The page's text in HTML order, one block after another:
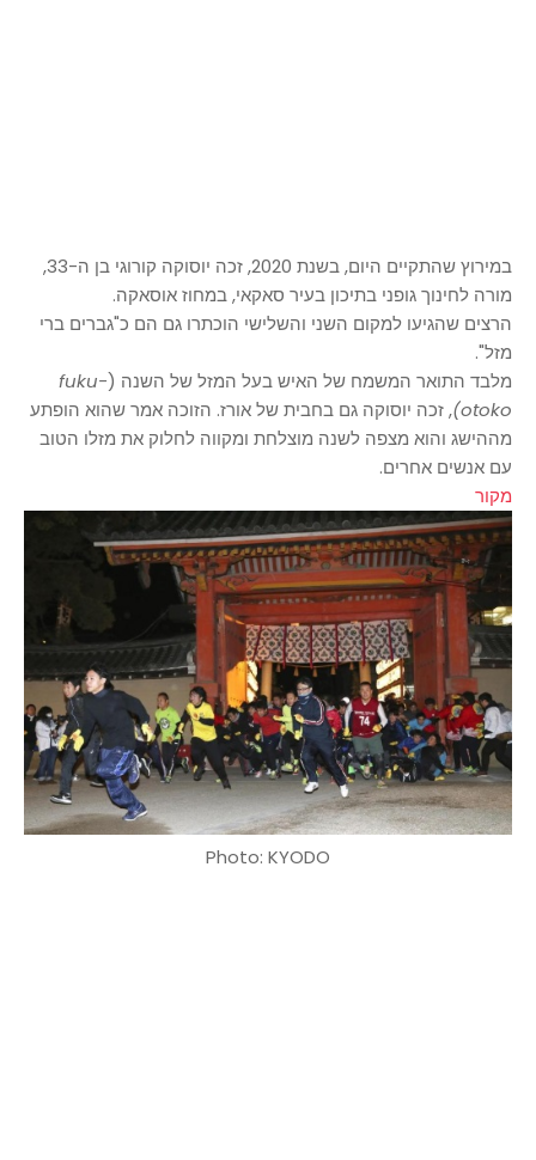
במירוץ שהתקיים היום, בשנת 2020, זכה יוסוקה קורוגי בן ה-33,
מורה לחינוך גופני בתיכון בעיר סאקאי, במחוז אוסאקה.
הרצים שהגיעו למקום השני והשלישי הוכתרו גם הם כ"גברים ברי
מזל".
מלבד התואר המשמח של האיש בעל המזל של השנה (fuku-
otoko) , זכה יוסוקה גם בחבית של אורז. הזוכה אמר שהוא הופתע
מההישג והוא מצפה לשנה מוצלחת ומקווה לחלוק את מזלו הטוב
עם אנשים אחרים.
מקור
Photo: KYODO